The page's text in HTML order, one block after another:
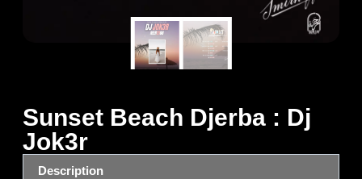
Sunset Beach Djerba : Dj
Jok3r
Description